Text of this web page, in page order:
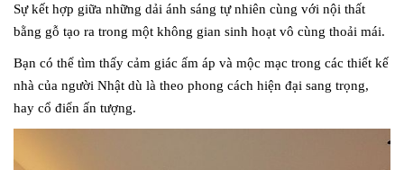
Sự kết hợp giữa những dải ánh sáng tự nhiên cùng với nội thất
bằng gỗ tạo ra trong một không gian sinh hoạt vô cùng thoải mái.
Bạn có thể tìm thấy cảm giác ấm áp và mộc mạc trong các thiết kế
nhà của người Nhật dù là theo phong cách hiện đại sang trọng,
hay cổ điển ấn tượng.